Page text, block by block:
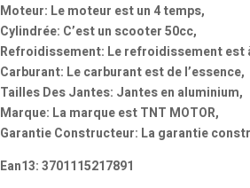
Moteur: Le moteur est un 4 temps,
Cylindrée: C’est un scooter 50cc,
Refroidissement: Le refroidissement est
Carburant: Le carburant est de l’essence,
Tailles Des Jantes: Jantes en aluminium,
Marque: La marque est TNT MOTOR,
Garantie Constructeur: La garantie
Ean13: 3701115217891